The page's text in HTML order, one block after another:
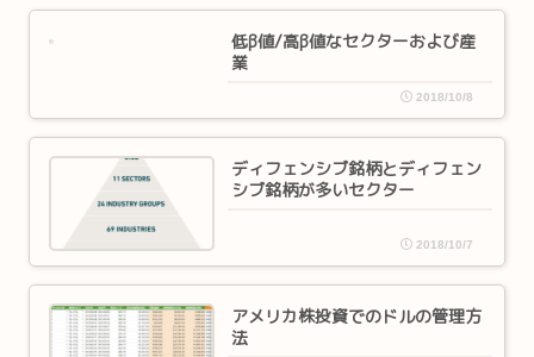
低β値/高β値なセクターおよび産
業
2018/10/8
ディフェンシブ銘柄とディフェン
シブ銘柄が多いセクター
2018/10/7
アメリカ株投資でのドルの管理方
法